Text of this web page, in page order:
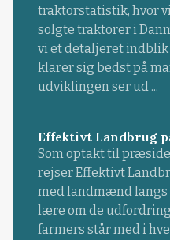
traktorstatistik, hvor
solgte traktorer i
vi et detaljeret
klarer sig bedst på
udviklingen ser ud ...
Effektivt Landbrug
Som optakt til
rejser Effektivt
med landmænd langs
lære om de
farmers står med i